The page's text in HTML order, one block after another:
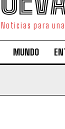
Noticias para una
MUNDO